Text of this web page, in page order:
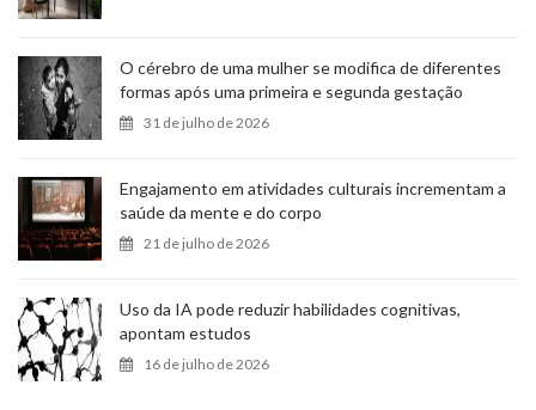
O cérebro de uma mulher se modifica de diferentes
formas após uma primeira e segunda gestação
31 de julho de 2026
Engajamento em atividades culturais incrementam a
saúde da mente e do corpo
21 de julho de 2026
Uso da IA pode reduzir habilidades cognitivas,
apontam estudos
16 de julho de 2026